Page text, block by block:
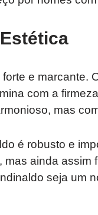
e marcante.
com a
mas
é robusto e
ainda assim
seja um